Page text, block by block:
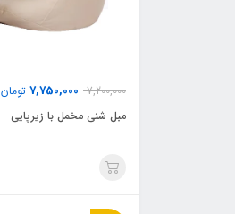
7,200,000
7,750,000 تومان
مبل شنی مخمل با زیرپایی